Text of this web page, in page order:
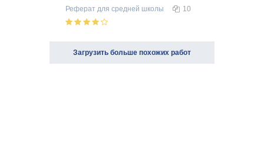
Реферат для средней школы 10
Загрузить больше похожих работ